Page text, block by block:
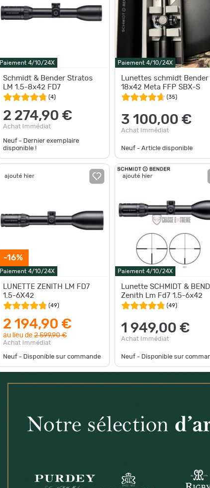
Paiement 4/10/24X
Schmidt & Bender Stratos
LM 1.5-8x42 FD7
(4)
2 274,90 €
Achat Immédiat
Neuf - Dernier exemplaire
disponible !
Paiement 4/10/24X
Lunettes schmidt
18x42 Meta FFP SBX-S
(35)
3 100,00 €
Achat Immédiat
Neuf - Article disponible
ajouté hier
-16%
Paiement 4/10/24X
LUNETTE ZENITH LM FD7
1.5-6X42
(49)
2 194,90 €
au lieu de 2 599,90 €
Achat Immédiat
Neuf - Disponible sur commande
ajouté hier
Paiement 4/10/24X
Lunette SCHMIDT &
Zenith Lm Fd7 1.5-6x42
(49)
1 949,00 €
Achat Immédiat
Neuf - Disponible sur